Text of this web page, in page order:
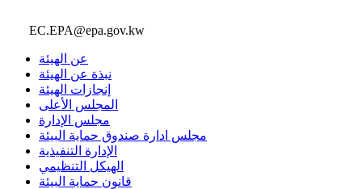
EC.EPA@epa.gov.kw
عن الهيئة
نبذة عن الهيئة
إنجازات الهيئة
المجلس الأعلى
مجلس الإدارة
مجلس ادارة صندوق حماية البيئة
الإدارة التنفيذية
الهيكل التنظيمي
قانون حماية البيئة